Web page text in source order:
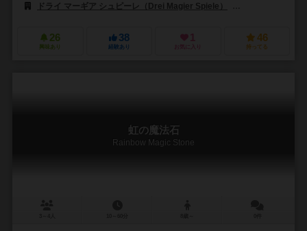
ドライ マーギア シュピーレ（Drei Magier Spiele）
26
興味あり
38
経験あり
1
お気に入り
46
持ってる
虹の魔法石
Rainbow Magic Stone